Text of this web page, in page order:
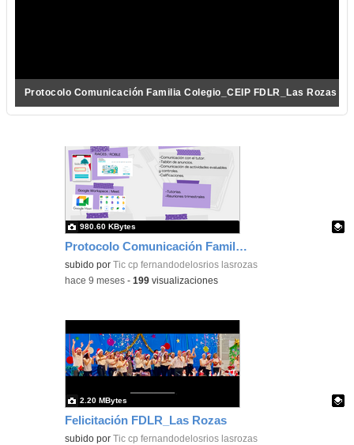
Protocolo Comunicación Familia Colegio_CEIP FDLR_Las Rozas
Protocolo Comunicación Familia Colegio_CEIP FDLR_Las Rozas
Contenido educativo.
subido por Tic cp fernandodelosrios lasrozas
980.60 KBytes
-hace 9 meses -199 visualizaciones
Felicitación FDLR_Las Rozas
Contenido educativo.
subido por Tic cp fernandodelosrios lasrozas
2.20 MBytes